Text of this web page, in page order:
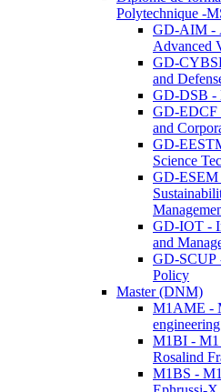
Polytechnique -
GD-AIM -
Advanced
GD-
and
GD-DSB -
GD-EDCF
and
GD-
Science
GD-ESEM
GD-IOT -
and
GD-SCUP
Policy
Master (DNM)
M1AME -
engineering
M1BI - M1
Rosalind
M1BS -